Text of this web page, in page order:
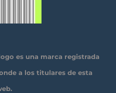
es una marca registrada
a los titulares de esta